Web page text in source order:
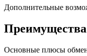
Дополнительные
Преимущества
Основные плюсы